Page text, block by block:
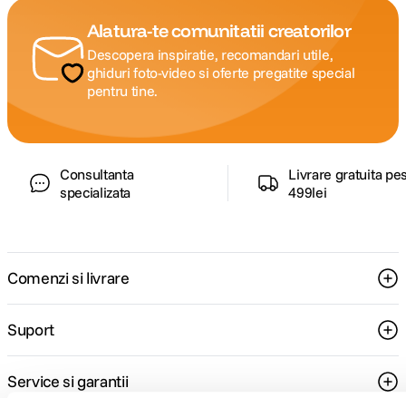
Alatura-te comunitatii creatorilor
Descopera inspiratie, recomandari utile,
ghiduri foto-video si oferte pregatite special
pentru tine.
Consultanta
specializata
Livrare gratuita
499lei
Comenzi si livrare
Suport
Service si garantii